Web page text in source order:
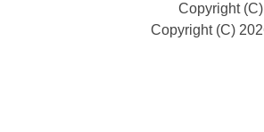
Copyright
Copyright (C)